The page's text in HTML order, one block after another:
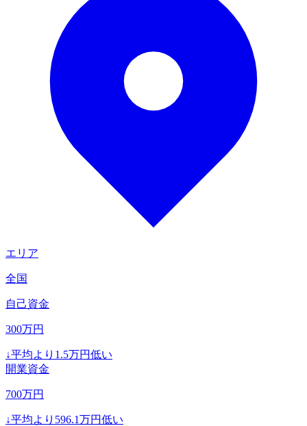
エリア
全国
自己資金
300万円
↓平均より 1.5万円低い
開業資金
700万円
↓平均より 596.1万円低い